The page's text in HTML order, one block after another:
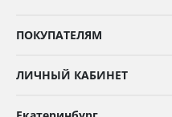
ПОКУПАТЕЛЯМ
ЛИЧНЫЙ КАБИНЕТ